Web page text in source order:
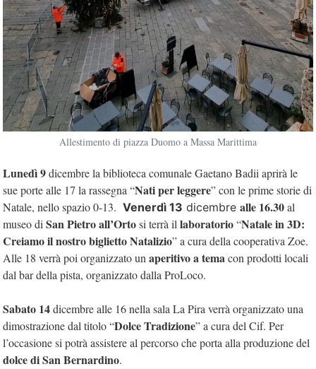
Allestimento di piazza Duomo a Massa Marittima
Lunedì 9dicembre la biblioteca comunale Gaetano Badii aprirà le
sue porte alle 17 la rassegna “Nati per leggere” con le prime storie di
Natale, nello spazio 0-13. Venerdì 13 dicembre alle 16.30al
museo di San Pietro all’Ortosi terrà il laboratorio“Natale in 3D:
Creiamo il nostro biglietto Natalizio” a cura della cooperativa Zoe.
Alle 18 verrà poi organizzato un aperitivo a temacon prodotti locali
dal bar della pista, organizzato dalla ProLoco.
Sabato 14dicembre alle 16 nella sala La Pira verrà organizzato una
dimostrazione dal titolo “Dolce Tradizione” a cura del Cif. Per
l’occasione si potrà assistere al percorso che porta alla produzione del
dolce di San Bernardino.